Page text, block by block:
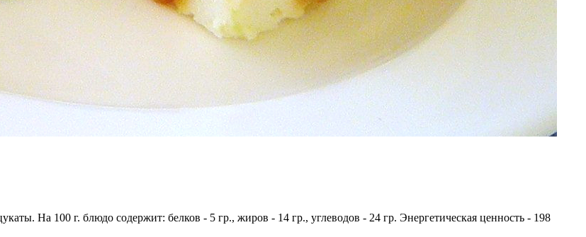
На 100 г. блюдо содержит: белков - 5 гр., жиров - 14 гр., углеводов - 24 гр. Энергетическая ценность - 198